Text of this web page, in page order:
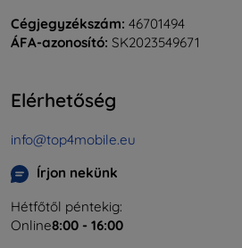
Cégjegyzékszám: 46701494
ÁFA-azonosító: SK2023549671
Elérhetőség
info@top4mobile.eu
Írjon nekünk
Hétfőtől péntekig:
Online8:00 - 16:00